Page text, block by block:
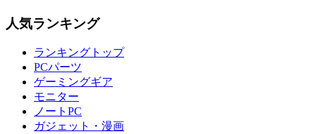
人気ランキング
ランキングトップ
PCパーツ
ゲーミングギア
モニター
ノートPC
ガジェット・漫画